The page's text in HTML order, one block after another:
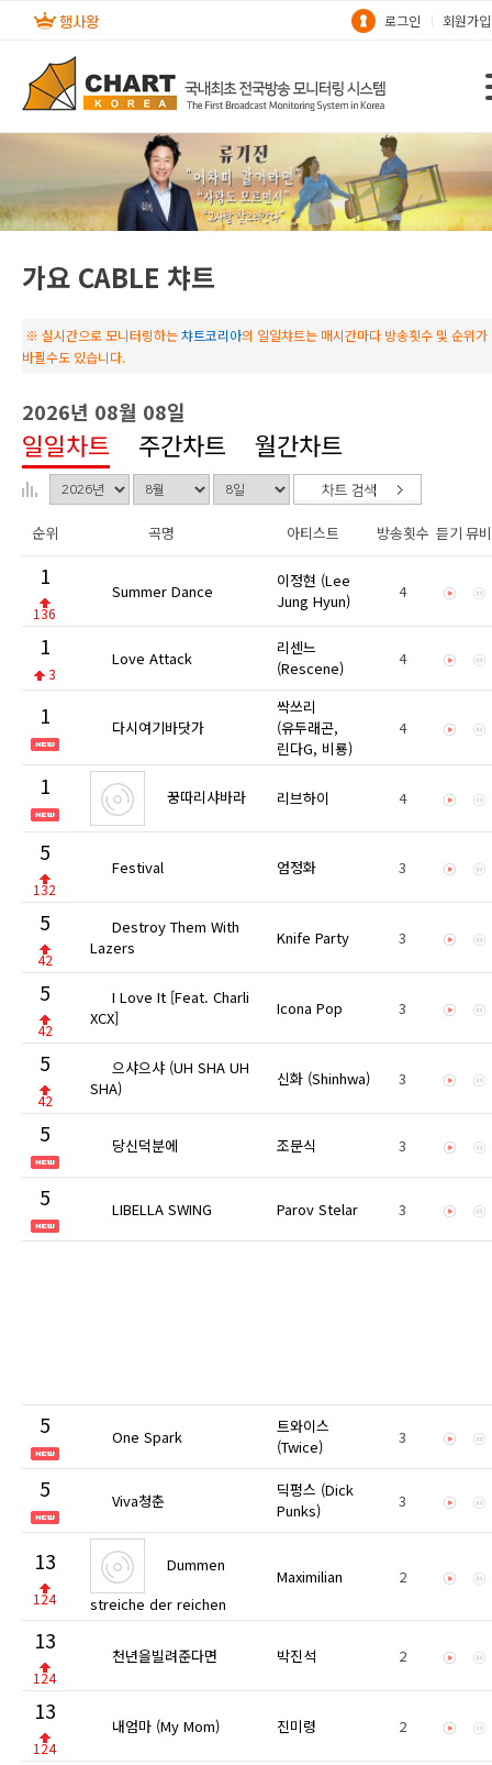
로그인 회원가입
가요 CABLE 챠트
※ 실시간으로 모니터링하는챠트코리아의 일일챠트는 매시간마다 방송횟수 및 순위가
바뀔수도 있습니다.
2026년 08월 08일
일일차트 주간차트 월간차트
순위 곡명 아티스트 방송횟수 듣기 뮤비
1
136
Summer Dance
이정현 (Lee
Jung Hyun)
4
1
3
Love Attack
리센느
(Rescene)
4
1 다시여기바닷가
싹쓰리
(유두래곤,
린다G, 비룡)
4
1 꿍따리샤바라 리브하이 4
5
132
Festival 엄정화 3
5
42
Destroy Them With
Lazers
Knife Party 3
5
42
I Love It [Feat. Charli
XCX]
Icona Pop 3
5
42
으샤으샤 (UH SHA UH
SHA)
신화 (Shinhwa) 3
5 당신덕분에 조문식 3
5 LIBELLA SWING Parov Stelar 3
5 One Spark
트와이스
(Twice)
3
5 Viva청춘
딕펑스 (Dick
Punks)
3
13
124
Dummen
streiche der reichen
Maximilian 2
13
124
천년을빌려준다면 박진석 2
13
124
내엄마 (My Mom) 진미령 2